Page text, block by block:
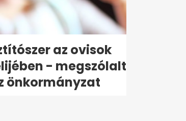
az ovisok
- megszólalt
önkormányzat